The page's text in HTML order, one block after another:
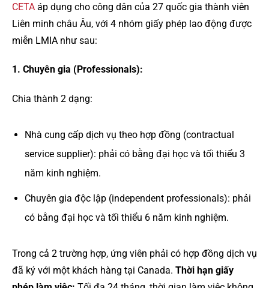
CETA áp dụng cho công dân của 27 quốc gia thành viên
Liên minh châu Âu, với 4 nhóm giấy phép lao động được
miễn LMIA như sau:
1. Chuyên gia (Professionals):
Chia thành 2 dạng:
Nhà cung cấp dịch vụ theo hợp đồng (contractual
service supplier): phải có bằng đại học và tối thiểu 3
năm kinh nghiệm.
Chuyên gia độc lập (independent professionals): phải
có bằng đại học và tối thiểu 6 năm kinh nghiệm.
Trong cả 2 trường hợp, ứng viên phải có hợp đồng dịch vụ
đã ký với một khách hàng tại Canada. Thời hạn giấy